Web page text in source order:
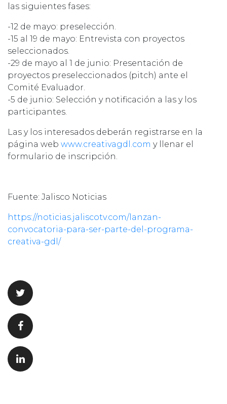
las siguientes fases:
-12 de mayo: preselección.
-15 al 19 de mayo: Entrevista con proyectos
seleccionados.
-29 de mayo al 1 de junio: Presentación de
proyectos preseleccionados (pitch) ante el
Comité Evaluador.
-5 de junio: Selección y notificación a las y los
participantes.
Las y los interesados deberán registrarse en la
página web www.creativagdl.com y llenar el
formulario de inscripción.
Fuente: Jalisco Noticias
https://noticias.jaliscotv.com/lanzan-
convocatoria-para-ser-parte-del-programa-
creativa-gdl/